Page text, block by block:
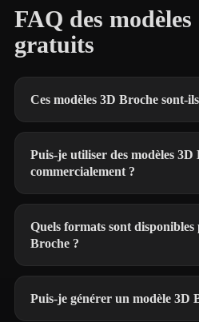
FAQ des
gratuits
Ces modèles 3D Broche sont-
Puis-je utiliser des modèles 3D
commercialement ?
Quels formats sont disponibles
Broche ?
Puis-je générer un modèle 3D